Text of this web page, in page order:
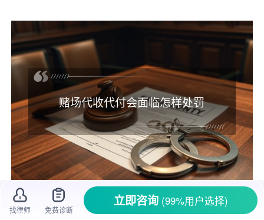
赌场代收代付会面临怎样处罚
赌博不仅会让人倾家荡产，还严重影响社会
找律师 免费诊断
立即咨询 (99%用户选择)